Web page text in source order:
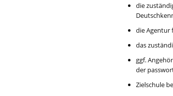
die
die Agentur
das
ggf.
der
Zielschule